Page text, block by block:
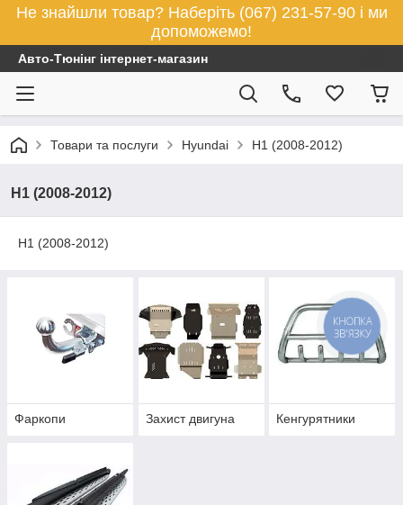
Не знайшли товар? Наберіть (067) 231-57-90 і ми
допоможемо!
Авто-Тюнінг інтернет-магазин
Товари та послуги Hyundai H1 (2008-2012)
H1 (2008-2012)
H1 (2008-2012)
Фаркопи Захист двигуна Кенгурятники
КНОПКА
ЗВ'ЯЗКУ